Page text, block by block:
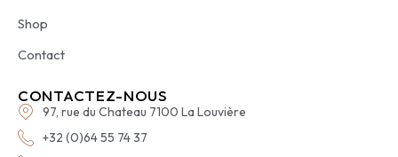
Shop
Contact
CONTACTEZ-NOUS
97, rue du Chateau 7100 La Louvière
+32 (0)64 55 74 37